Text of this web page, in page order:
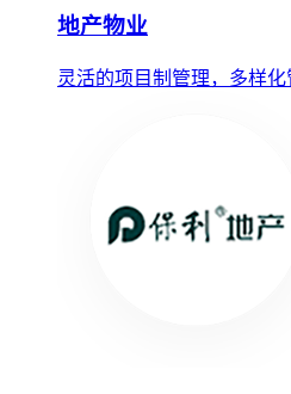
地产物业
灵活的项目制管理，多样